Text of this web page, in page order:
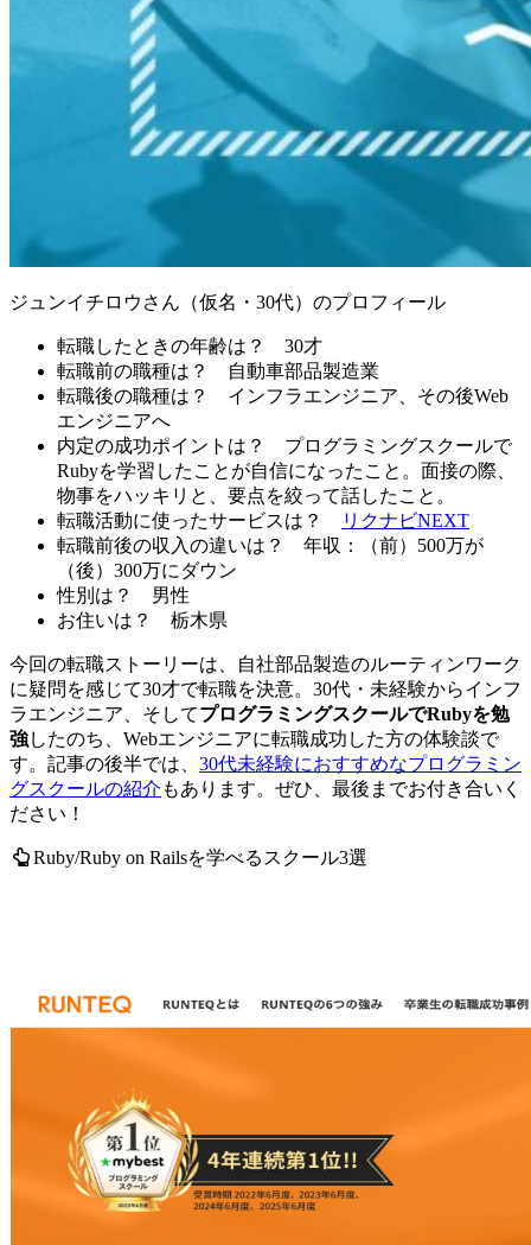
ジュンイチロウさん（仮名・30代）のプロフィール
転職したときの年齢は？ 30才
転職前の職種は？
自動車部品製造業
転職後の職種は？ インフラエンジニア、その後Web
エンジニアへ
内定の成功ポイントは？ プログラミングスクールで
Rubyを学習したことが自信になったこと。面接の際、
物事をハッキリと、要点を絞って話したこと。
転職活動に使ったサービスは？
リクナビNEXT
転職前後の収入の違いは？ 年収：（前）500万が
（後）300万にダウン
性別は？ 男性
お住いは？ 栃木県
今回の転職ストーリーは、自社部品製造のルーティンワーク
に疑問を感じて30才で転職を決意。30代・未経験からインフ
ラエンジニア、そしてプログラミングスクールでRubyを勉
強したのち、Webエンジニアに転職成功 した方の体験談で
す。記事の後半では、 30代未経験におすすめなプログラミン
グスクールの紹介 もあります。ぜひ、最後までお付き合いく
ださい！
Ruby/Ruby on Railsを学べるスクール3選